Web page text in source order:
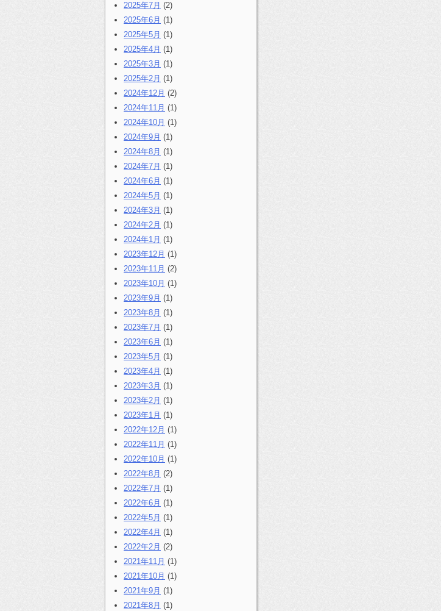
2025年7月 (2)
2025年6月 (1)
2025年5月 (1)
2025年4月 (1)
2025年3月 (1)
2025年2月 (1)
2024年12月 (2)
2024年11月 (1)
2024年10月 (1)
2024年9月 (1)
2024年8月 (1)
2024年7月 (1)
2024年6月 (1)
2024年5月 (1)
2024年3月 (1)
2024年2月 (1)
2024年1月 (1)
2023年12月 (1)
2023年11月 (2)
2023年10月 (1)
2023年9月 (1)
2023年8月 (1)
2023年7月 (1)
2023年6月 (1)
2023年5月 (1)
2023年4月 (1)
2023年3月 (1)
2023年2月 (1)
2023年1月 (1)
2022年12月 (1)
2022年11月 (1)
2022年10月 (1)
2022年8月 (2)
2022年7月 (1)
2022年6月 (1)
2022年5月 (1)
2022年4月 (1)
2022年2月 (2)
2021年11月 (1)
2021年10月 (1)
2021年9月 (1)
2021年8月 (1)